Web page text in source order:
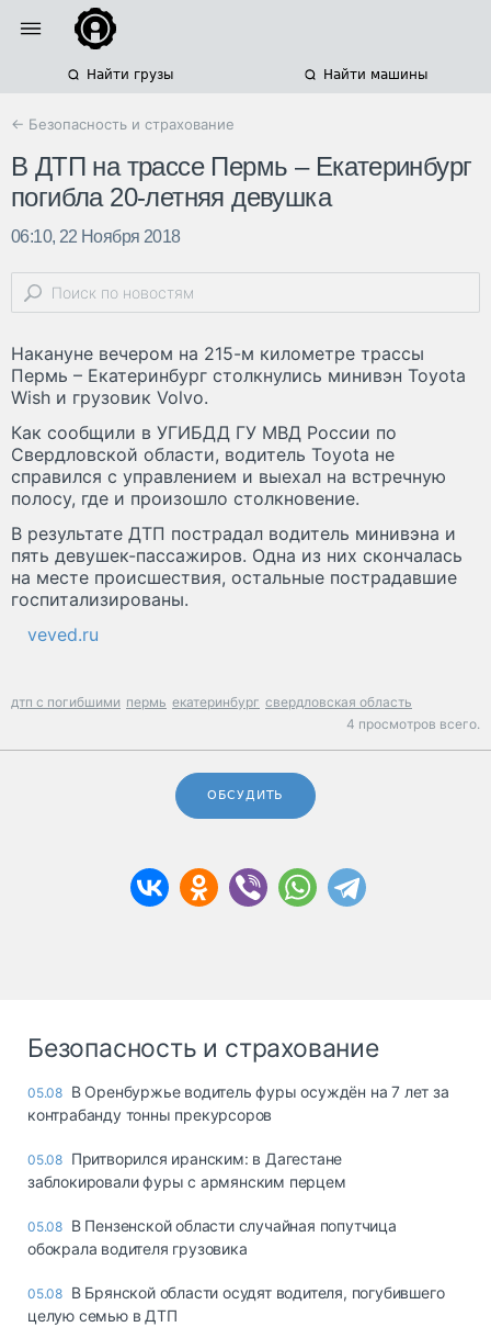
Найти грузы Найти машины
← Безопасность и страхование
В ДТП на трассе Пермь – Екатеринбург
погибла 20-летняя девушка
06:10, 22 Ноября 2018
Накануне вечером на 215-м километре трассы
Пермь – Екатеринбург столкнулись минивэн Toyota
Wish и грузовик Volvo.
Как сообщили в УГИБДД ГУ МВД России по
Свердловской области, водитель Toyota не
справился с управлением и выехал на встречную
полосу, где и произошло столкновение.
В результате ДТП пострадал водитель минивэна и
пять девушек-пассажиров. Одна из них скончалась
на месте происшествия, остальные пострадавшие
госпитализированы.
veved.ru
дтп с погибшими пермь екатеринбург свердловская область
4 просмотров всего.
ОБСУДИТЬ
Безопасность и страхование
05.08 В Оренбуржье водитель фуры осуждён на 7 лет за
контрабанду тонны прекурсоров
05.08 Притворился иранским: в Дагестане
заблокировали фуры с армянским перцем
05.08 В Пензенской области случайная попутчица
обокрала водителя грузовика
05.08 В Брянской области осудят водителя, погубившего
целую семью в ДТП